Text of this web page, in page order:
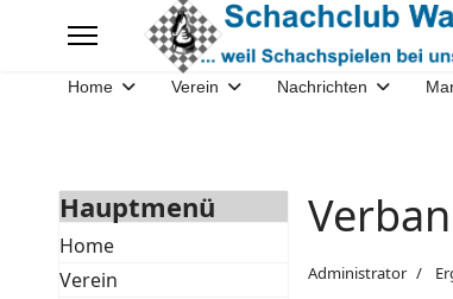
Home Verein Nachrichten
Hauptmenü
Home
Verein
Administrator